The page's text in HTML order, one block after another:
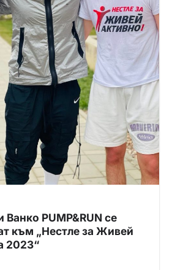
PUMP&RUN се
към „Нестле за Живей
2023“